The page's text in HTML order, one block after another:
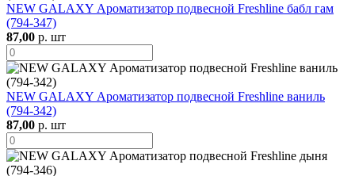
NEW GALAXY Ароматизатор подвесной Freshline бабл гам
(794-347)
87,00 р. шт
NEW GALAXY Ароматизатор подвесной Freshline ваниль
(794-342)
87,00 р. шт